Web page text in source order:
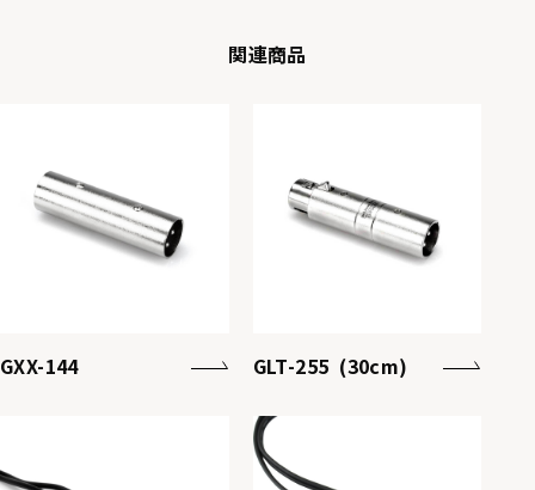
関連商品
GXX-144 GLT-255 (30cm)